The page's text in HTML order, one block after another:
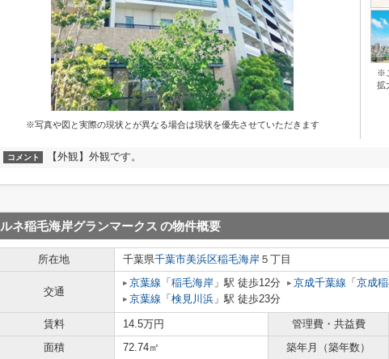
※写真や図と実際の現状とが異なる場合は現状を優先させていただきます
※
拡
コメント 【外観】外観です。
ルネ稲毛海岸グランマークス の物件概要
所在地 千葉県千葉市美浜区稲毛海岸 ５丁目
交通
京葉線 「 稲毛海岸 」駅 徒歩12分 京成千葉線 「 京成
京葉線 「 検見川浜 」駅 徒歩23分
賃料 14.5万円 管理費・共益費
面積
72.74㎡ 築年月（築年数）